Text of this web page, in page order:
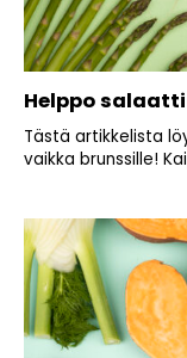
Helppo
Tästä artikkelista
vaikka brunssille!